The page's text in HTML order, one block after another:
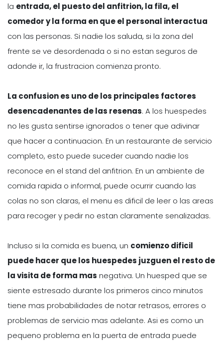
la entrada, el puesto del anfitrion, la fila, el
comedor y la forma en que el personal interactua
con las personas. Si nadie los saluda, si la zona del
frente se ve desordenada o si no estan seguros de
adonde ir, la frustracion comienza pronto.
La confusion es uno de los principales factores
desencadenantes de las resenas. A los huespedes
no les gusta sentirse ignorados o tener que adivinar
que hacer a continuacion. En un restaurante de servicio
completo, esto puede suceder cuando nadie los
reconoce en el stand del anfitrion. En un ambiente de
comida rapida o informal, puede ocurrir cuando las
colas no son claras, el menu es dificil de leer o las areas
para recoger y pedir no estan claramente senalizadas.
Incluso si la comida es buena, un comienzo dificil
puede hacer que los huespedes juzguen el resto de
la visita de forma mas negativa. Un huesped que se
siente estresado durante los primeros cinco minutos
tiene mas probabilidades de notar retrasos, errores o
problemas de servicio mas adelante. Asi es como un
pequeno problema en la puerta de entrada puede